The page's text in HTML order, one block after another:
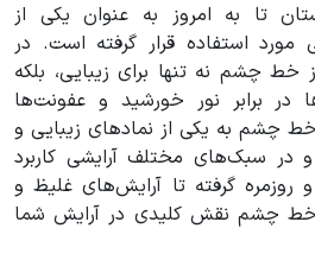
تا به امروز به عنوان یکی از
مورد استفاده قرار گرفته است. در
خط چشم نه تنها برای زیبایی، بلکه
برابر نور خورشید و عفونت‌ها
خط چشم به یکی از نمادهای زیبایی و
سبک‌های مختلف آرایشی کاربرد
روزمره گرفته تا آرایش‌های غلیظ و
خط چشم نقش کلیدی در آرایش شما